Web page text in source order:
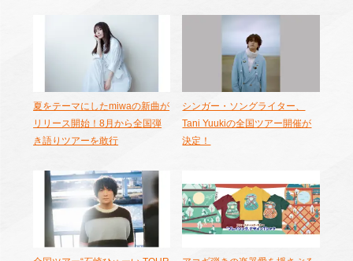
夏をテーマにしたmiwaの新曲が
リリース開始！8月から全国弾
き語りツアーを敢行
シンガー・ソングライター、
Tani Yuukiの全国ツアー開催が
決定！